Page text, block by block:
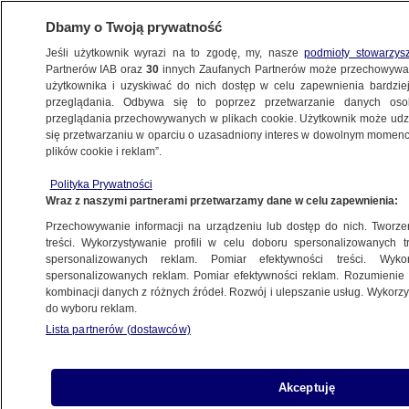
WARSZAWA
ŚRÓDMIEŚCIE
Początek tygodnia z utrudnieniami
27.04.2025, 13:31
Udostępnij
Dbamy o Twoją prywatność
Jeśli użytkownik wyrazi na to zgodę, my, naszepodmioty
Partnerów IAB oraz30 innych Zaufanych Partnerów może
użytkownika i uzyskiwać do nich dostęp w celu zapewnienia
przeglądania. Odbywa się to poprzez przetwarzanie danych
przeglądania przechowywanych w plikach cookie. Użytkownik może
się przetwarzaniu w oparciu o uzasadniony interes w dowolnym
plików cookie i reklam”.
Polityka Prywatności
Wraz z naszymi partnerami przetwarzamy dane w celu zapewnienia:
Przechowywanie informacji na urządzeniu lub dostęp do nich.
treści. Wykorzystywanie profili w celu doboru spersonalizowanych
spersonalizowanych reklam. Pomiar efektywności treści.
spersonalizowanych reklam. Pomiar efektywności reklam.
kombinacji danych z różnych źródeł. Rozwój i ulepszanie usług.
do wyboru reklam.
Lista partnerów (dostawców)
Akceptuję